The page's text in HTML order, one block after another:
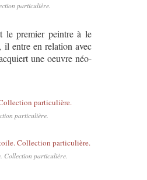
particulière.
le premier peintre à le
il entre en relation avec
une oeuvre néo-
particulière.
Collection particulière.